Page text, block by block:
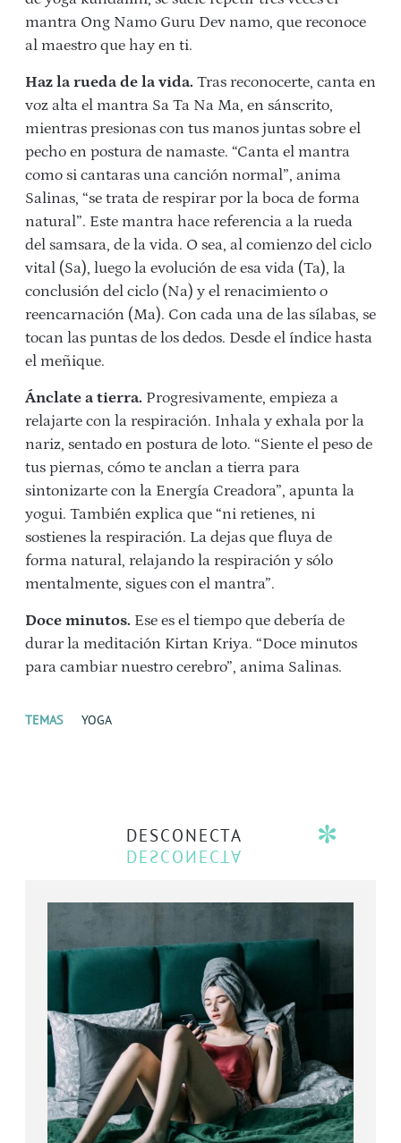
mantra Ong Namo Guru Dev namo, que reconoce
al maestro que hay en ti.
Haz la rueda de la vida. Tras reconocerte, canta en
voz alta el mantra Sa Ta Na Ma, en sánscrito,
mientras presionas con tus manos juntas sobre el
pecho en postura de namaste. “Canta el mantra
como si cantaras una canción normal”, anima
Salinas, “se trata de respirar por la boca de forma
natural”. Este mantra hace referencia a la rueda
del samsara, de la vida. O sea, al comienzo del ciclo
vital (Sa), luego la evolución de esa vida (Ta), la
conclusión del ciclo (Na) y el renacimiento o
reencarnación (Ma). Con cada una de las sílabas, se
tocan las puntas de los dedos. Desde el índice hasta
el meñique.
Ánclate a tierra. Progresivamente, empieza a
relajarte con la respiración. Inhala y exhala por la
nariz, sentado en postura de loto. “Siente el peso de
tus piernas, cómo te anclan a tierra para
sintonizarte con la Energía Creadora”, apunta la
yogui. También explica que “ni retienes, ni
sostienes la respiración. La dejas que fluya de
forma natural, relajando la respiración y sólo
mentalmente, sigues con el mantra”.
Doce minutos. Ese es el tiempo que debería de
durar la meditación Kirtan Kriya. “Doce minutos
para cambiar nuestro cerebro”, anima Salinas.
TEMAS YOGA
DESCONECTA